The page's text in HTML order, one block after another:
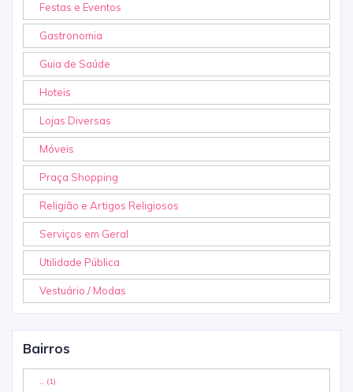
Festas e Eventos
Gastronomia
Guia de Saúde
Hoteis
Lojas Diversas
Móveis
Praça Shopping
Religião e Artigos Religiosos
Serviços em Geral
Utilidade Pública
Vestuário / Modas
Bairros
.. (1)